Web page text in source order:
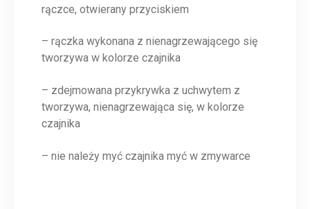
rączce, otwierany przyciskiem
– rączka wykonana z nienagrzewającego się
tworzywa w kolorze czajnika
– zdejmowana przykrywka z uchwytem z
tworzywa, nienagrzewająca się, w kolorze
czajnika
– nie należy myć czajnika myć w zmywarce